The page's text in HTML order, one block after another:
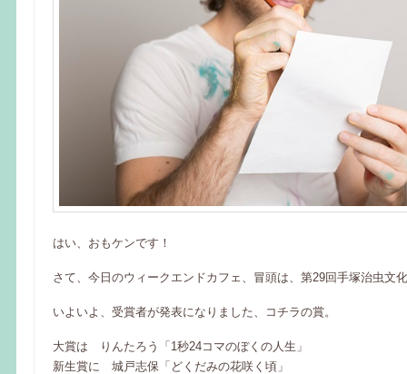
はい、おもケンです！
さて、今日のウィークエンドカフェ、冒頭は、第29回手塚治虫文
いよいよ、受賞者が発表になりました、コチラの賞。
大賞は りんたろう「1秒24コマのぼくの人生」
新生賞に 城戸志保「どくだみの花咲く頃」